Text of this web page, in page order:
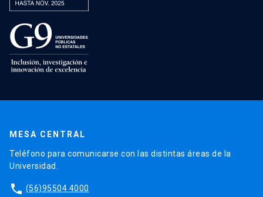
MESA CENTRAL
Teléfono para comunicarse con las distintas áreas de la
Universidad.
phone (56)95504 4000